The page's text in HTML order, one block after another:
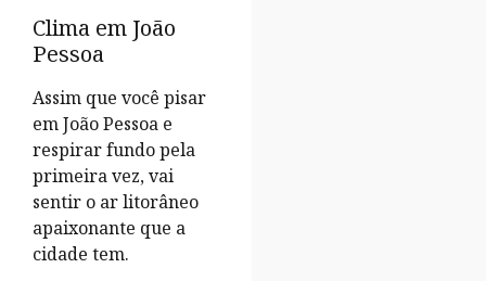
Clima em João
Pessoa
Assim que você pisar
em João Pessoa e
respirar fundo pela
primeira vez, vai
sentir o ar litorâneo
apaixonante que a
cidade tem.